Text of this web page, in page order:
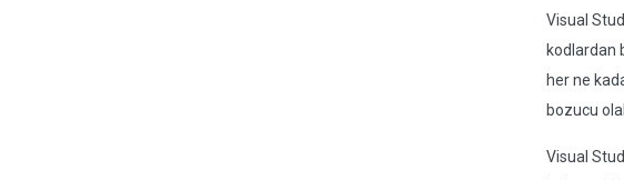
Visual
kodlardan
her ne
bozucu
Visual